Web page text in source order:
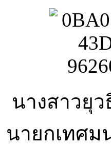
นางสาวยุ
นายกเทศม